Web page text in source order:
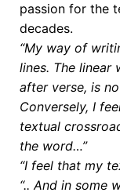
passion for the
decades.
“My way of
lines. The
after verse, is
Conversely, I
textual
the word…”
“I feel that my
“.. And in some